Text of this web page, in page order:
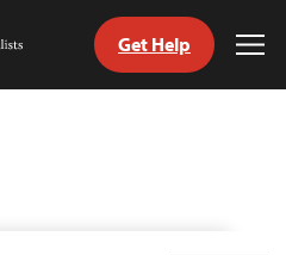
Get Help